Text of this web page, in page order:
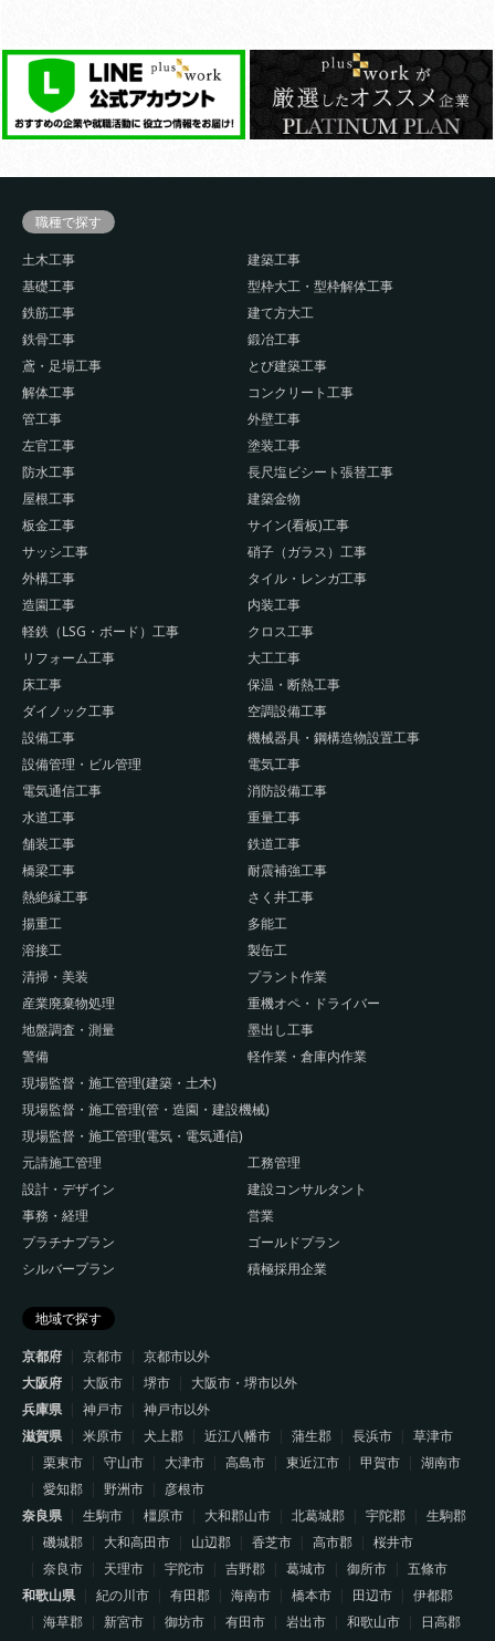
職種で探す
土木工事
建築工事
基礎工事
型枠大工・型枠解体工事
鉄筋工事
建て方大工
鉄骨工事
鍛冶工事
鳶・足場工事
とび建築工事
解体工事
コンクリート工事
管工事
外壁工事
左官工事
塗装工事
防水工事
長尺塩ビシート張替工事
屋根工事
建築金物
板金工事
サイン(看板)工事
サッシ工事
硝子（ガラス）工事
外構工事
タイル・レンガ工事
造園工事
内装工事
軽鉄（LSG・ボード）工事
クロス工事
リフォーム工事
大工工事
床工事
保温・断熱工事
ダイノック工事
空調設備工事
設備工事
機械器具・鋼構造物設置工事
設備管理・ビル管理
電気工事
電気通信工事
消防設備工事
水道工事
重量工事
舗装工事
鉄道工事
橋梁工事
耐震補強工事
熱絶縁工事
さく井工事
揚重工
多能工
溶接工
製缶工
清掃・美装
プラント作業
産業廃棄物処理
重機オペ・ドライバー
地盤調査・測量
墨出し工事
警備
軽作業・倉庫内作業
現場監督・施工管理(建築・土木)
現場監督・施工管理(管・造園・建設機械)
現場監督・施工管理(電気・電気通信)
元請施工管理
工務管理
設計・デザイン
建設コンサルタント
事務・経理
営業
プラチナプラン
ゴールドプラン
シルバープラン
積極採用企業
地域で探す
京都府
京都市
京都市以外
大阪府
大阪市 堺市
大阪市・堺市以外
兵庫県
神戸市
神戸市以外
滋賀県
米原市 犬上郡 近江八幡市 蒲生郡 長浜市
草津市
栗東市
守山市 大津市 高島市 東近江市 甲賀市
湖南市
愛知郡
野洲市
彦根市
奈良県
生駒市 橿原市 大和郡山市 北葛城郡 宇陀郡
生駒郡
磯城郡
大和高田市 山辺郡 香芝市 高市郡
桜井市
奈良市
天理市 宇陀市 吉野郡 葛城市 御所市
五條市
和歌山県
紀の川市 有田郡 海南市 橋本市 田辺市
伊都郡
海草郡
新宮市 御坊市 有田市 岩出市 和歌山市
日高郡